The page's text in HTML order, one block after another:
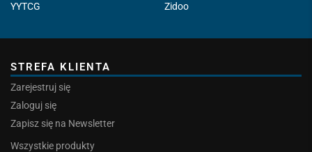
YYTCG
Zidoo
STREFA KLIENTA
Zarejestruj się
Zaloguj się
Zapisz się na Newsletter
Wszystkie produkty